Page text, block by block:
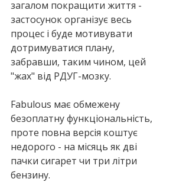
загалом покращити життя -
застосунок організує весь
процес і буде мотивувати
дотримуватися плану,
забравши, таким чином, цей
"жах" від РДУГ-мозку.
Fabulous має обмежену
безоплатну функціональність,
проте повна версія коштує
недорого - на місяць як дві
пачки сигарет чи три літри
бензину.